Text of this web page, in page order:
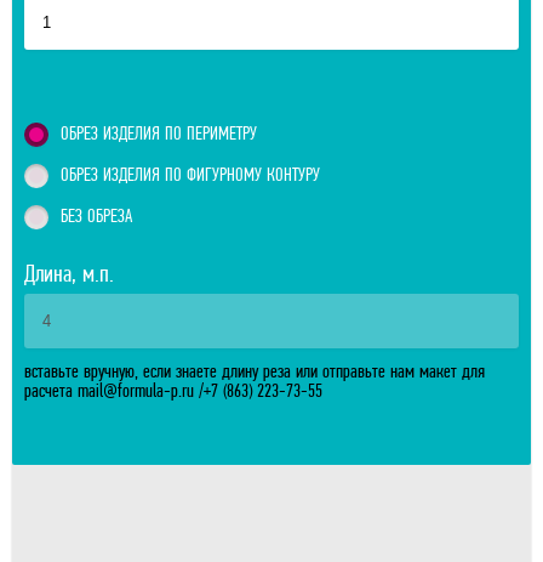
ОБРЕЗ ИЗДЕЛИЯ ПО ПЕРИМЕТРУ
ОБРЕЗ ИЗДЕЛИЯ ПО ФИГУРНОМУ КОНТУРУ
БЕЗ ОБРЕЗА
Длина, м.п.
вставьте вручную, если знаете длину реза или отправьте нам макет для
расчета mail@formula-p.ru /+7 (863) 223-73-55